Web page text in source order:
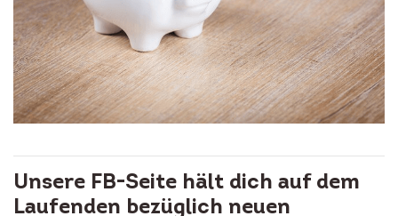
Unsere FB-Seite hält dich auf dem
Laufenden bezüglich neuen